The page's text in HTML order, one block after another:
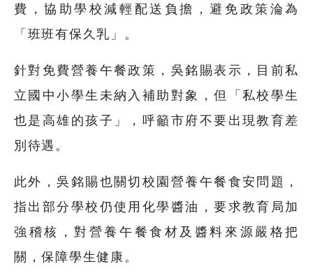
費，協助學校減輕配送負擔，避免政策淪為
「班班有保久乳」。
針對免費營養午餐政策，吳銘賜表示，目前私
立國中小學生未納入補助對象，但「私校學生
也是高雄的孩子」，呼籲市府不要出現教育差
別待遇。
此外，吳銘賜也關切校園營養午餐食安問題，
指出部分學校仍使用化學醬油，要求教育局加
強稽核，對營養午餐食材及醬料來源嚴格把
關，保障學生健康。